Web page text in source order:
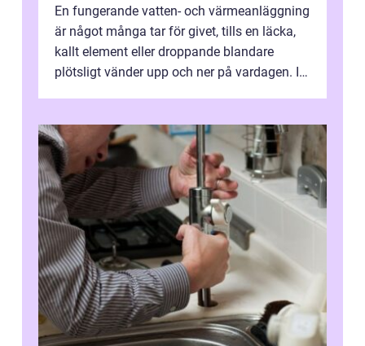
En fungerande vatten- och värmeanläggning
är något många tar för givet, tills en läcka,
kallt element eller droppande blandare
plötsligt vänder upp och ner på vardagen. I